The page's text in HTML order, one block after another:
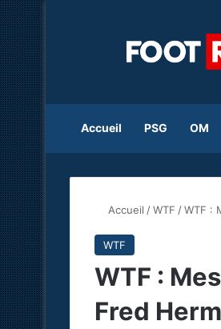
Accueil PSG OM
Accueil /WTF /WTF :
WTF
WTF :
Fred